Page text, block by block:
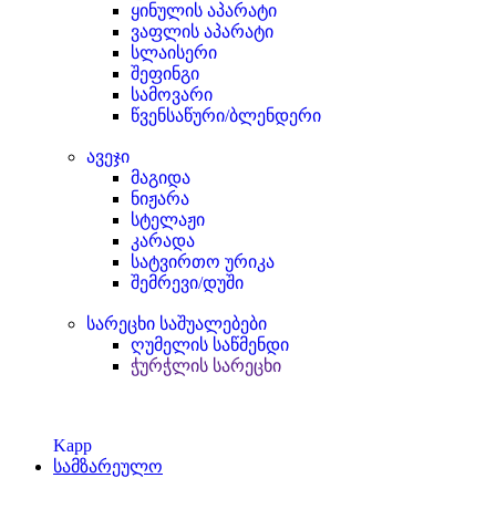
ყინულის აპარატი
ვაფლის აპარატი
სლაისერი
შეფინგი
სამოვარი
წვენსაწური/ბლენდერი
ავეჯი
მაგიდა
ნიჟარა
სტელაჟი
კარადა
სატვირთო ურიკა
შემრევი/დუში
სარეცხი საშუალებები
ღუმელის საწმენდი
ჭურჭლის სარეცხი
Kapp
სამზარეულო